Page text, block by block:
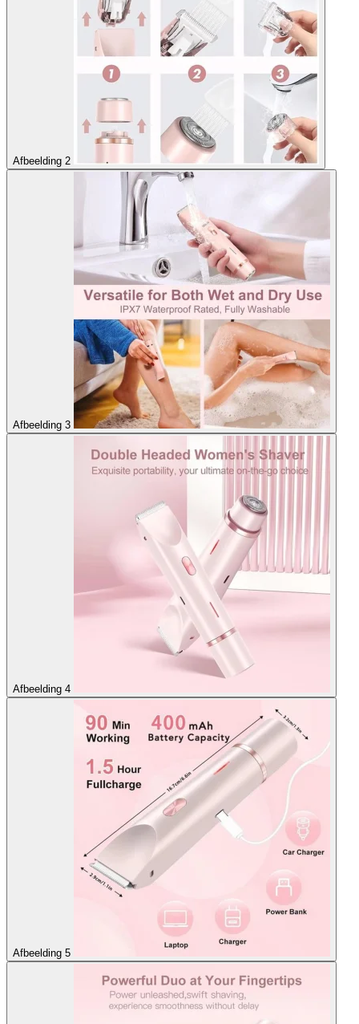
Afbeelding 2
Afbeelding 3
Afbeelding 4
Afbeelding 5